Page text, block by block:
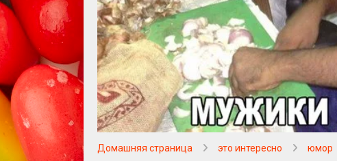
Домашняя страница это интересно юмор